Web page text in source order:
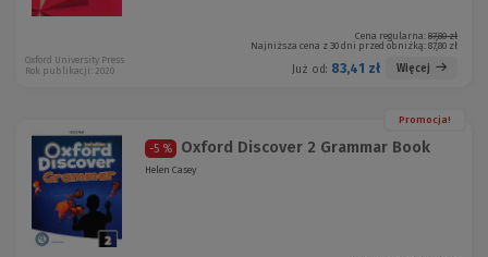
Cena regularna: 87,80 zł
Najniższa cena z 30 dni przed obniżką: 87,80 zł
Już od: 83,41 zł Więcej
Oxford University Press
Rok publikacji: 2020
Promocja!
-5 % Oxford Discover 2 Grammar Book
Helen Casey